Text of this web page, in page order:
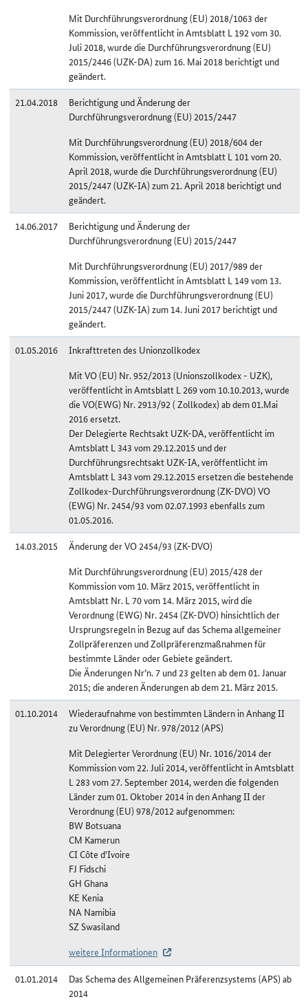
Mit Durchführungsverordnung (EU) 2018/1063 der
Kommission, veröffentlicht in Amtsblatt L 192 vom 30.
Juli 2018, wurde die Durchführungsverordnung (EU)
2015/2446 (UZK-DA) zum 16. Mai 2018 berichtigt und
geändert.
21.04.2018
Berichtigung und Änderung der
Durchführungsverordnung (EU) 2015/2447
Mit Durchführungsverordnung (EU) 2018/604 der
Kommission, veröffentlicht in Amtsblatt L 101 vom 20.
April 2018, wurde die Durchführungsverordnung (EU)
2015/2447 (UZK-IA) zum 21. April 2018 berichtigt und
geändert.
14.06.2017
Berichtigung und Änderung der
Durchführungsverordnung (EU) 2015/2447
Mit Durchführungsverordnung (EU) 2017/989 der
Kommission, veröffentlicht in Amtsblatt L 149 vom 13.
Juni 2017, wurde die Durchführungsverordnung (EU)
2015/2447 (UZK-IA) zum 14. Juni 2017 berichtigt und
geändert.
01.05.2016
Inkrafttreten des Unionzollkodex
Mit VO (EU) Nr. 952/2013 (Unionszollkodex - UZK),
veröffentlicht in Amtsblatt L 269 vom 10.10.2013, wurde
die VO(EWG) Nr. 2913/92 ( Zollkodex) ab dem 01.Mai
2016 ersetzt.
Der Delegierte Rechtsakt UZK-DA, veröffentlicht im
Amtsblatt L 343 vom 29.12.2015 und der
Durchführungsrechtsakt UZK-IA, veröffentlicht im
Amtsblatt L 343 vom 29.12.2015 ersetzen die bestehende
Zollkodex-Durchführungsverordnung (ZK-DVO) VO
(EWG) Nr. 2454/93 vom 02.07.1993 ebenfalls zum
01.05.2016.
14.03.2015
Änderung der VO 2454/93 (ZK-DVO)
Mit Durchführungsverordnung (EU) 2015/428 der
Kommission vom 10. März 2015, veröffentlicht in
Amtsblatt Nr. L 70 vom 14. März 2015, wird die
Verordnung (EWG) Nr. 2454 (ZK-DVO) hinsichtlich der
Ursprungsregeln in Bezug auf das Schema allgemeiner
Zollpräferenzen und Zollpräferenzmaßnahmen für
bestimmte Länder oder Gebiete geändert.
Die Änderungen Nr’n. 7 und 23 gelten ab dem 01. Januar
2015; die anderen Änderungen ab dem 21. März 2015.
01.10.2014
Wiederaufnahme von bestimmten Ländern in Anhang II
zu Verordnung (EU) Nr. 978/2012 (APS)
Mit Delegierter Verordnung (EU) Nr. 1016/2014 der
Kommission vom 22. Juli 2014, veröffentlicht in Amtsblatt
L 283 vom 27. September 2014, werden die folgenden
Länder zum 01. Oktober 2014 in den Anhang II der
Verordnung (EU) 978/2012 aufgenommen:
BW Botsuana
CM Kamerun
CI Côte d'Ivoire
FJ Fidschi
GH Ghana
KE Kenia
NA Namibia
SZ Swasiland
weitere Informationen
01.01.2014
Das Schema des Allgemeinen Präferenzsystems (APS) ab
2014